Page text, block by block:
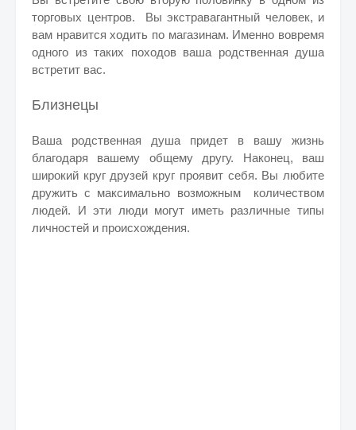
торговых центров. Вы экстравагантный человек, и
вам нравится ходить по магазинам. Именно вовремя
одного из таких походов ваша родственная душа
встретит вас.
Близнецы
Ваша родственная душа придет в вашу жизнь
благодаря вашему общему другу. Наконец, ваш
широкий круг друзей круг проявит себя. Вы любите
дружить с максимально возможным количеством
людей. И эти люди могут иметь различные типы
личностей и происхождения.